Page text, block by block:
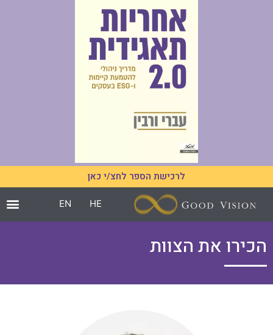
לרכישת הספר לחצ/י כאן
HE
EN
הכירו את הצוות